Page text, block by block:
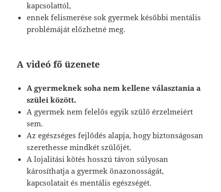
kapcsolattól,
ennek felismerése sok gyermek későbbi mentális
problémáját előzhetné meg.
A videó fő üzenete
A gyermeknek soha nem kellene választania a
szülei között.
A gyermek nem felelős egyik szülő érzelmeiért
sem.
Az egészséges fejlődés alapja, hogy biztonságosan
szerethesse mindkét szülőjét.
A lojalitási kötés hosszú távon súlyosan
károsíthatja a gyermek önazonosságát,
kapcsolatait és mentális egészségét.